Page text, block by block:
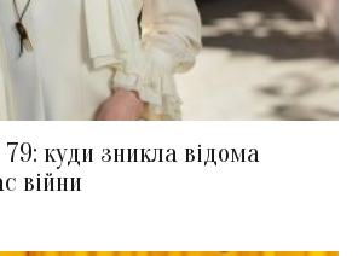
куди зникла відома
війни